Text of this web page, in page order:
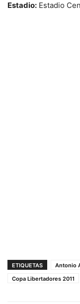
Estadio: Estadio
ETIQUETAS Antonio
Copa Libertadores 2011